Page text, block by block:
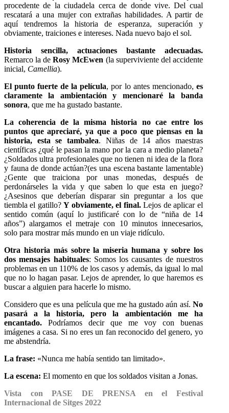
procedente de la ciudadela cerca de donde vive. Del cual
rescatará a una mujer con extrañas habilidades. A partir de
aquí tendremos la historia de esperanza, superación y
obviamente, traiciones e intereses. Nada nuevo bajo el sol.
Historia sencilla, actuaciones bastante adecuadas.
Remarco la deRosy McEwen (la superviviente del accidente
inicial, Camellia).
El punto fuerte de la película, por lo antes mencionado, es
claramente la ambientación y mencionaré la banda
sonora, que me ha gustado bastante.
La coherencia de la misma historia no cae entre los
puntos que apreciaré, ya que a poco que piensas en la
historia, esta se tambalea. Niñas de 14 años maestras
científicas ¿qué le pasan la mano por la cara a medio planeta?
¿Soldados ultra profesionales que no tienen ni idea de la flora
y fauna de donde actúan?(es una escena bastante lamentable)
¿Gente que traiciona por unas monedas, después de
perdonárseles la vida y que saben lo que esta en juego?
¿Asesinos que deberían disparar sin preguntar a los que
tiembla el gatillo?Y obviamente, el final.Lejos de aplicar el
sentido común (aquí lo justificaré con lo de “niña de 14
años”) alargamos el metraje con 10 minutos innecesarios,
solo para mostrar más mundo en un viaje ridículo.
Otra historia más sobre la miseria humana y sobre los
dos mensajes habituales: Somos los causantes de nuestros
problemas en un 110% de los casos y además, da igual lo mal
que no lo hagan pasar. Lejos de aprender, lo que haremos es
buscar a alguien para hacerle lo mismo.
Considero que es una película que me ha gustado aún así. No
pasará a la historia, pero la ambientación me ha
encantado. Podríamos decir que me voy con buenas
imágenes a casa. Si no eres un fan reconocido del genero, yo
me abstendría.
La frase: «Nunca me había sentido tan limitado».
La escena: El momento en que los soldados visitan a Jonas.
Vista con PASE DE PRENSA en el Festival
Internacional de Sitges 2022